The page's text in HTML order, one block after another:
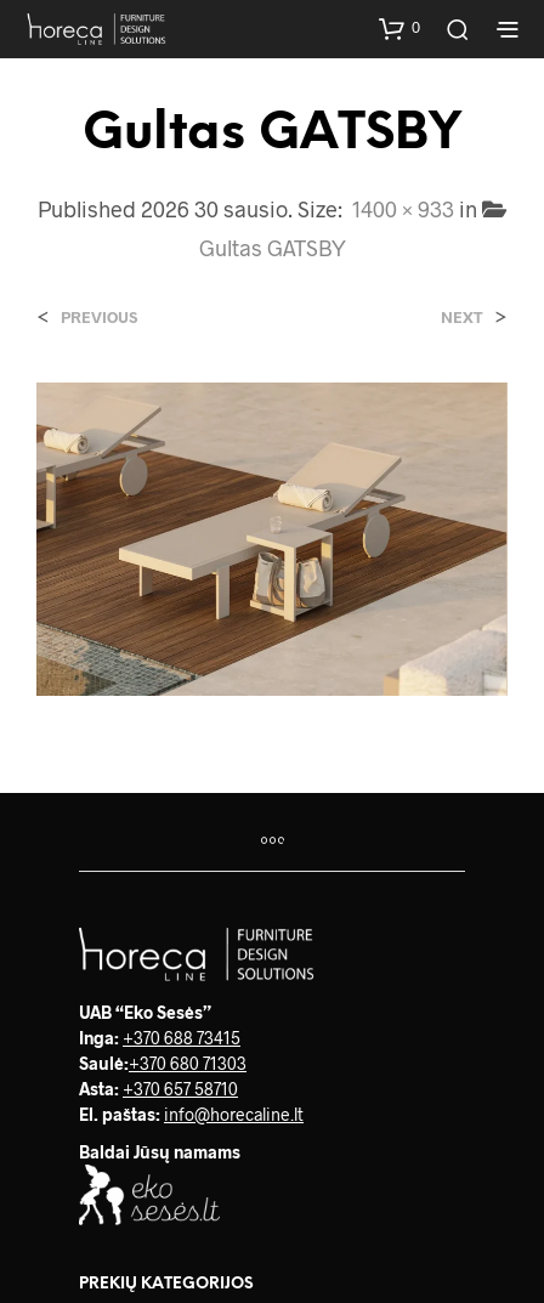
0
Gultas GATSBY
Published 2026 30 sausio. Size: 1400 × 933 in
Gultas GATSBY
< PREVIOUS NEXT >
UAB “Eko Sesės”
Inga: +370 688 73415
Saulė:+370 680 71303
Asta: +370 657 58710
El. paštas: info@horecaline.lt
Baldai Jūsų namams
PREKIŲ KATEGORIJOS